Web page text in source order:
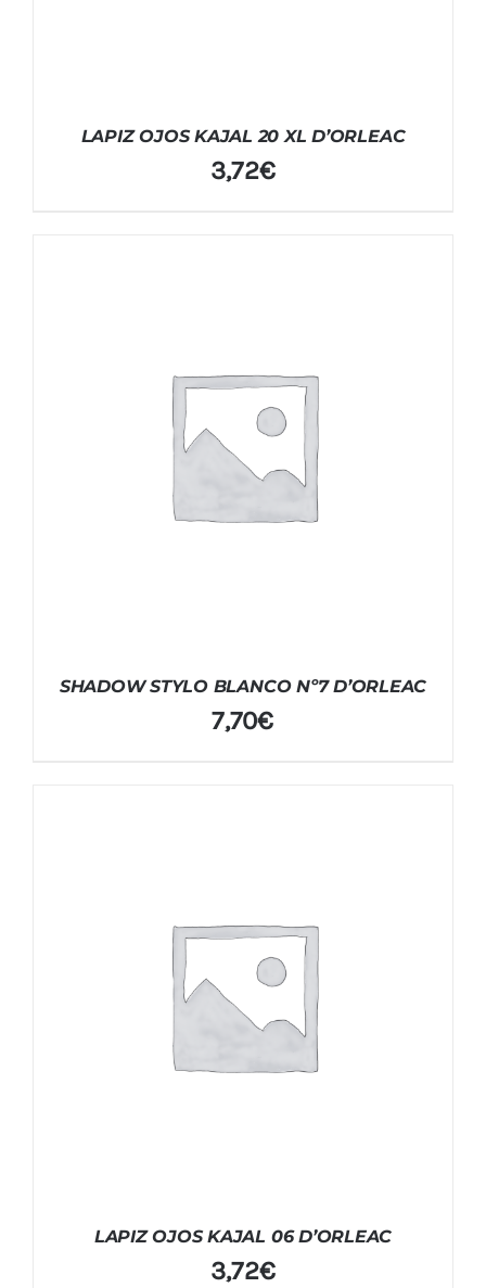
LAPIZ OJOS KAJAL 20 XL D’ORLEAC
3,72€
SHADOW STYLO BLANCO Nº7 D’ORLEAC
7,70€
LAPIZ OJOS KAJAL 06 D’ORLEAC
3,72€